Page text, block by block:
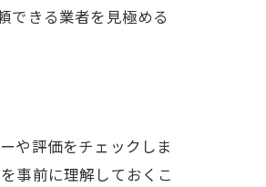
できる業者を見極める
や評価をチェックしま
事前に理解しておくこ